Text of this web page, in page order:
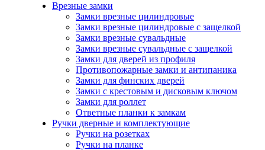
Врезные замки
Замки врезные цилиндровые
Замки врезные цилиндровые с защелкой
Замки врезные сувальдные
Замки врезные сувальдные с защелкой
Замки для дверей из профиля
Противопожарные замки и антипаника
Замки для финских дверей
Замки с крестовым и дисковым ключом
Замки для роллет
Ответные планки к замкам
Ручки дверные и комплектующие
Ручки на розетках
Ручки на планке